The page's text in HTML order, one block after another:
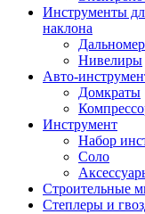
Инструменты
наклона
Нивелиры
Авто-
Домкраты
Инструмент
Набор
Соло
Строительные
Степлеры и